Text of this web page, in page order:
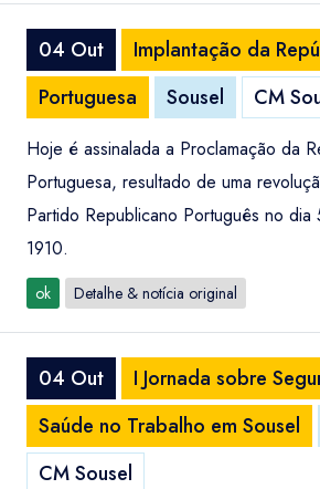
04 Out
Implantação da
Portuguesa
Sousel CM
Hoje é assinalada a Proclamação da
Portuguesa, resultado de uma
Partido Republicano Português no
1910.
ok Detalhe & notícia original
04 Out
I Jornada sobre
Saúde no Trabalho em Sousel
CM Sousel